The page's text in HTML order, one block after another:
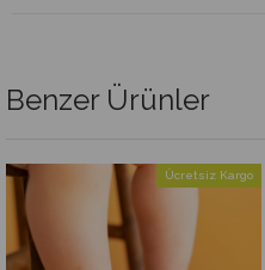
Benzer Ürünler
Ücretsiz Kargo